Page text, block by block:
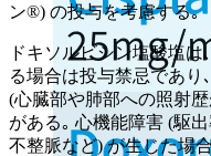
ン®) の投与を考慮する｡
ドキソルビシン塩酸塩
る場合は投与禁忌であり
(心臓部や肺部への照射
がある｡ 心機能障害 (駆
不整脈など) が生じた場